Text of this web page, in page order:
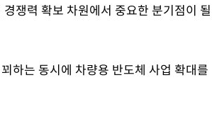
쟁력 확보 차원에서 중요한 분기점이 될
하는 동시에 차량용 반도체 사업 확대를